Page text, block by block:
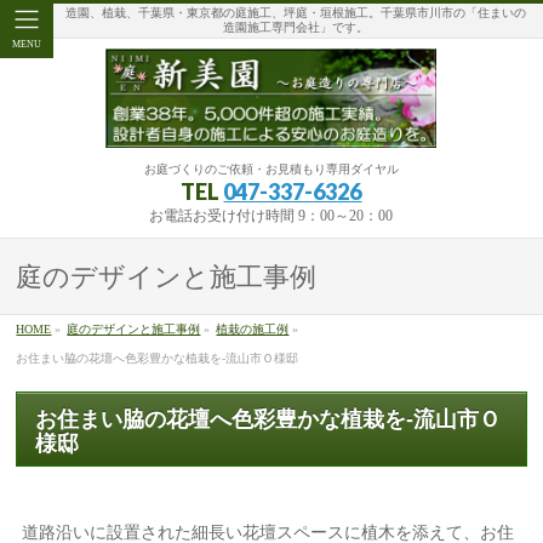
MENU
造園、植栽、千葉県・東京都の庭施工、坪庭・垣根施工。千葉県市川市の「住まいの
造園施工専門会社」です。
お庭づくりのご依頼・お見積もり専用ダイヤル
TEL 047-337-6326
お電話お受け付け時間 9：00～20：00
庭のデザインと施工事例
HOME » 庭のデザインと施工事例 » 植栽の施工例 »
お住まい脇の花壇へ色彩豊かな植栽を-流山市Ｏ様邸
お住まい脇の花壇へ色彩豊かな植栽を-流山市Ｏ
様邸
道路沿いに設置された細長い花壇スペースに植木を添えて、お住